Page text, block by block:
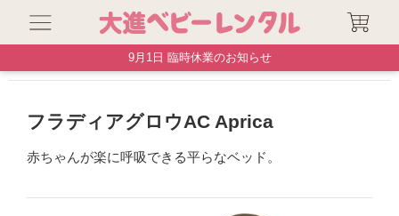
9月1日 臨時休業のお知らせ
フラディアグロウAC Aprica
フラディアグロウAC Aprica
赤ちゃんが楽に呼吸できる平らなベッド。